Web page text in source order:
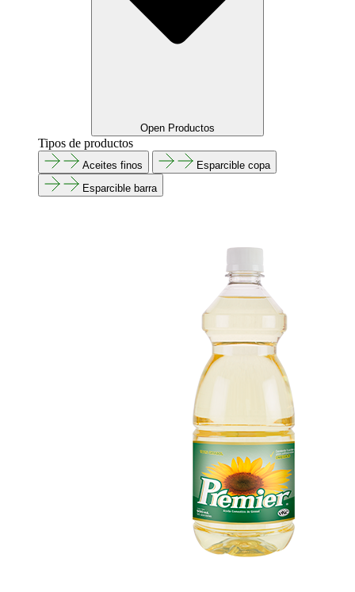
Open Productos
Tipos de productos
Aceites finos
Esparcible copa
Esparcible barra